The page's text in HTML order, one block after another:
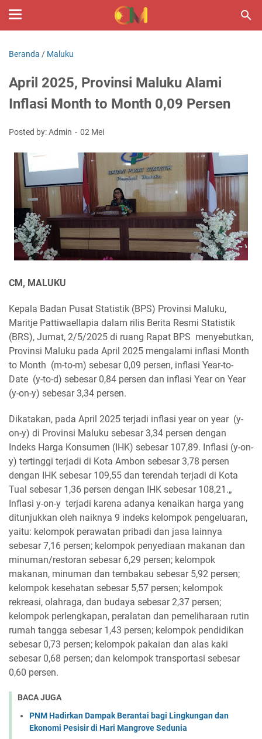
Beranda / Maluku
April 2025, Provinsi Maluku Alami
Inflasi Month to Month 0,09 Persen
Posted by: Admin 02 Mei
CM, MALUKU
Kepala Badan Pusat Statistik (BPS) Provinsi Maluku,
Maritje Pattiwaellapia dalam rilis Berita Resmi Statistik
(BRS), Jumat, 2/5/2025 di ruang Rapat BPS menyebutkan,
Provinsi Maluku pada April 2025 mengalami inflasi Month
to Month (m-to-m) sebesar 0,09 persen, inflasi Year-to-
Date (y-to-d) sebesar 0,84 persen dan inflasi Year on Year
(y-on-y) sebesar 3,34 persen.
Dikatakan, pada April 2025 terjadi inflasi year on year (y-
on-y) di Provinsi Maluku sebesar 3,34 persen dengan
Indeks Harga Konsumen (IHK) sebesar 107,89. Inflasi (y-on-
y) tertinggi terjadi di Kota Ambon sebesar 3,78 persen
dengan IHK sebesar 109,55 dan terendah terjadi di Kota
Tual sebesar 1,36 persen dengan IHK sebesar 108,21.„
Inflasi y-on-y terjadi karena adanya kenaikan harga yang
ditunjukkan oleh naiknya 9 indeks kelompok pengeluaran,
yaitu: kelompok perawatan pribadi dan jasa lainnya
sebesar 7,16 persen; kelompok penyediaan makanan dan
minuman/restoran sebesar 6,29 persen; kelompok
makanan, minuman dan tembakau sebesar 5,92 persen;
kelompok kesehatan sebesar 5,57 persen; kelompok
rekreasi, olahraga, dan budaya sebesar 2,37 persen;
kelompok perlengkapan, peralatan dan pemeliharaan rutin
rumah tangga sebesar 1,43 persen; kelompok pendidikan
sebesar 0,73 persen; kelompok pakaian dan alas kaki
sebesar 0,68 persen; dan kelompok transportasi sebesar
0,60 persen.
BACA JUGA
PNM Hadirkan Dampak Berantai bagi Lingkungan dan
Ekonomi Pesisir di Hari Mangrove Sedunia